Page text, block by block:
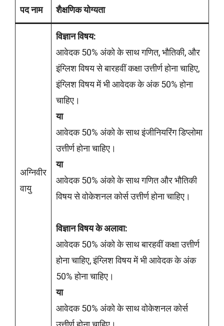
पद नाम शैक्षणिक योग्यता
अग्निवीर
वायु
विज्ञान विषय:
आवेदक 50% अंको के साथ गणित, भौतिकी, और
इंग्लिश विषय से बारहवीं कक्षा उत्तीर्ण होना चाहिए,
इंग्लिश विषय में भी आवेदक के अंक 50% होना
चाहिए।
या
आवेदक 50% अंको के साथ इंजीनियरिंग डिप्लोमा
उत्तीर्ण होना चाहिए।
या
आवेदक 50% अंको के साथ गणित और भौतिकी
विषय से वोकेशनल कोर्स उत्तीर्ण होना चाहिए।
विज्ञान विषय के अलावा:
आवेदक 50% अंको के साथ बारहवीं कक्षा उत्तीर्ण
होना चाहिए, इंग्लिश विषय में भी आवेदक के अंक
50% होना चाहिए।
या
आवेदक 50% अंको के साथ वोकेशनल कोर्स